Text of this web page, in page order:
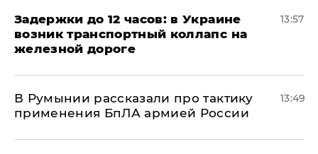
Задержки до 12 часов: в Украине
возник транспортный коллапс на
железной дороге
13:57
В Румынии рассказали про тактику
применения БпЛА армией России
13:49